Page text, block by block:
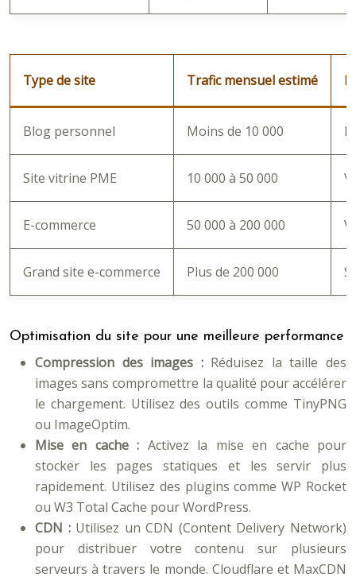
Type de site Trafic mensuel estimé
Blog personnel Moins de 10 000
Site vitrine PME 10 000 à 50 000
E-commerce 50 000 à 200 000
Grand site e-commerce Plus de 200 000
Optimisation du site pour une meilleure performance
Compression des images : Réduisez la taille des
images sans compromettre la qualité pour accélérer
le chargement. Utilisez des outils comme TinyPNG
ou ImageOptim.
Mise en cache : Activez la mise en cache pour
stocker les pages statiques et les servir plus
rapidement. Utilisez des plugins comme WP Rocket
ou W3 Total Cache pour WordPress.
CDN : Utilisez un CDN (Content Delivery Network)
pour distribuer votre contenu sur plusieurs
serveurs à travers le monde. Cloudflare et MaxCDN